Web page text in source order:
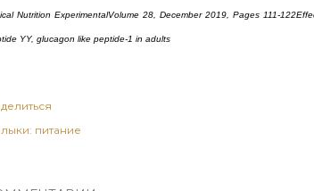
Nutrition ExperimentalVolume 28, December 2019, Pages 111-
YY, glucagon like peptide-1 in adults
питание